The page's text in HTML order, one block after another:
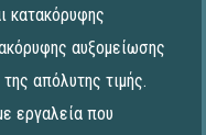
κατακόρυφης
αυξομείωσης
απόλυτης τιμής.
εργαλεία που